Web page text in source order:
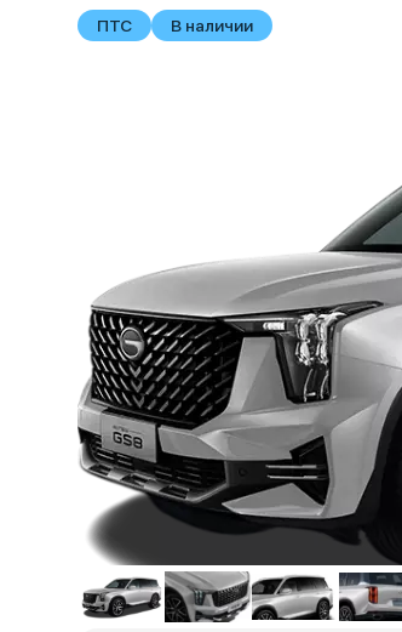
ПТС В наличии